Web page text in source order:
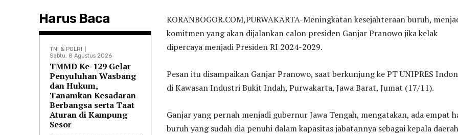
Harus Baca
TNI & POLRI
Sabtu, 8 Agustus 2026
TMMD Ke-129 Gelar
Penyuluhan Wasbang
dan Hukum,
Tanamkan Kesadaran
Berbangsa serta Taat
Aturan di Kampung
Sesor
KORANBOGOR.COM,PURWAKARTA-Meningkatan kesejahteraan buruh,
komitmen yang akan dijalankan calon presiden Ganjar Pranowo jika kelak
dipercaya menjadi Presiden RI 2024-2029.
Pesan itu disampaikan Ganjar Pranowo, saat berkunjung ke PT UNIPRES
di Kawasan Industri Bukit Indah, Purwakarta, Jawa Barat, Jumat (17/11).
Ganjar yang pernah menjadi gubernur Jawa Tengah, mengatakan, ada empat
buruh yang sudah dia penuhi dalam kapasitas jabatannya sebagai kepala